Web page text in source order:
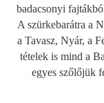
badacsonyi
A szürkebarátra a
a Tavasz, Nyár, a
tételek is mind a
egyes szőlőjük